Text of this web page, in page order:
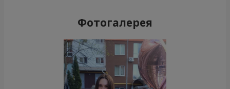
Фотогалерея